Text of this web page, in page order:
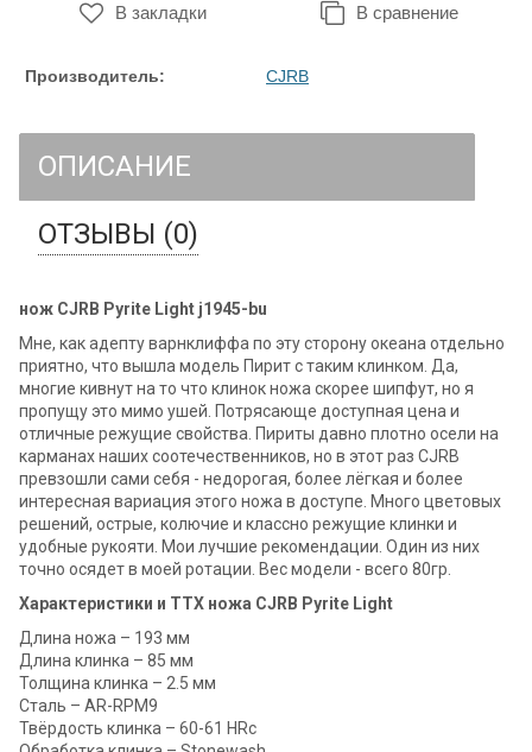
В закладки В сравнение
Производитель: CJRB
ОПИСАНИЕ
ОТЗЫВЫ (0)
нож CJRB Pyrite Light j1945-bu
Мне, как адепту варнклиффа по эту сторону океана отдельно
приятно, что вышла модель Пирит с таким клинком. Да,
многие кивнут на то что клинок ножа скорее шипфут, но я
пропущу это мимо ушей. Потрясающе доступная цена и
отличные режущие свойства. Пириты давно плотно осели на
карманах наших соотечественников, но в этот раз CJRB
превзошли сами себя - недорогая, более лёгкая и более
интересная вариация этого ножа в доступе. Много цветовых
решений, острые, колючие и классно режущие клинки и
удобные рукояти. Мои лучшие рекомендации. Один из них
точно осядет в моей ротации. Вес модели - всего 80гр.
Характеристики и ТТХ ножа CJRB Pyrite Light
Длина ножа – 193 мм
Длина клинка – 85 мм
Толщина клинка – 2.5 мм
Сталь – AR-RPM9
Твёрдость клинка – 60-61 HRc